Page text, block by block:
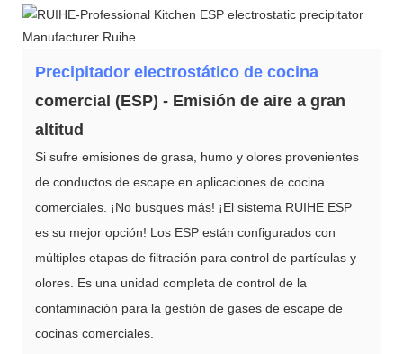
Precipitador electrostático de cocina
comercial (ESP) - Emisión de aire a gran
altitud
Si sufre emisiones de grasa, humo y olores provenientes
de conductos de escape en aplicaciones de cocina
comerciales. ¡No busques más! ¡El sistema RUIHE ESP
es su mejor opción! Los ESP están configurados con
múltiples etapas de filtración para control de partículas y
olores. Es una unidad completa de control de la
contaminación para la gestión de gases de escape de
cocinas comerciales.